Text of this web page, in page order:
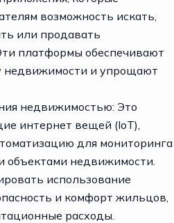
возможность искать,
или продавать
платформы обеспечивают
недвижимости и упрощают
недвижимостью: Это
интернет вещей (IoT),
для мониторинга
объектами недвижимости.
использование
и комфорт жильцов,
расходы.